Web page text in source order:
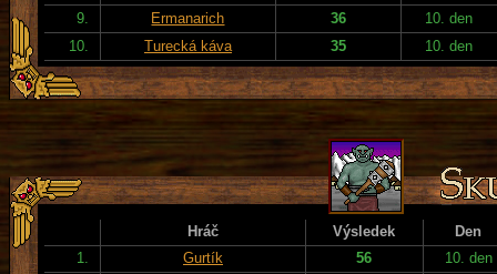
9.
Ermanarich 36
10. den
10.
Turecká káva 35 10. den
Hráč Výsledek
Den
1.
Gurtík 56
10. den